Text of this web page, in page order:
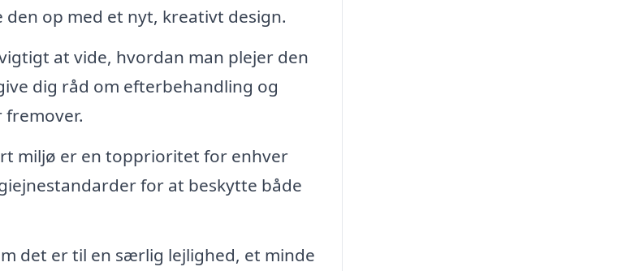
op med et nyt, kreativt design.
at vide, hvordan man plejer den
dig råd om efterbehandling og
fremover.
miljø er en topprioritet for enhver
for at beskytte både
det er til en særlig lejlighed, et minde